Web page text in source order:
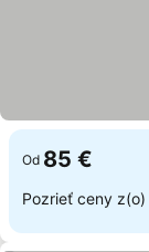
Od 85 €
Pozrieť ceny z(o)